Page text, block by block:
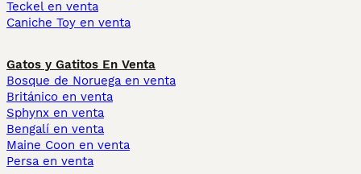
Teckel en venta
Caniche Toy en venta
Gatos y Gatitos En Venta
Bosque de Noruega en venta
Británico en venta
Sphynx en venta
Bengalí en venta
Maine Coon en venta
Persa en venta